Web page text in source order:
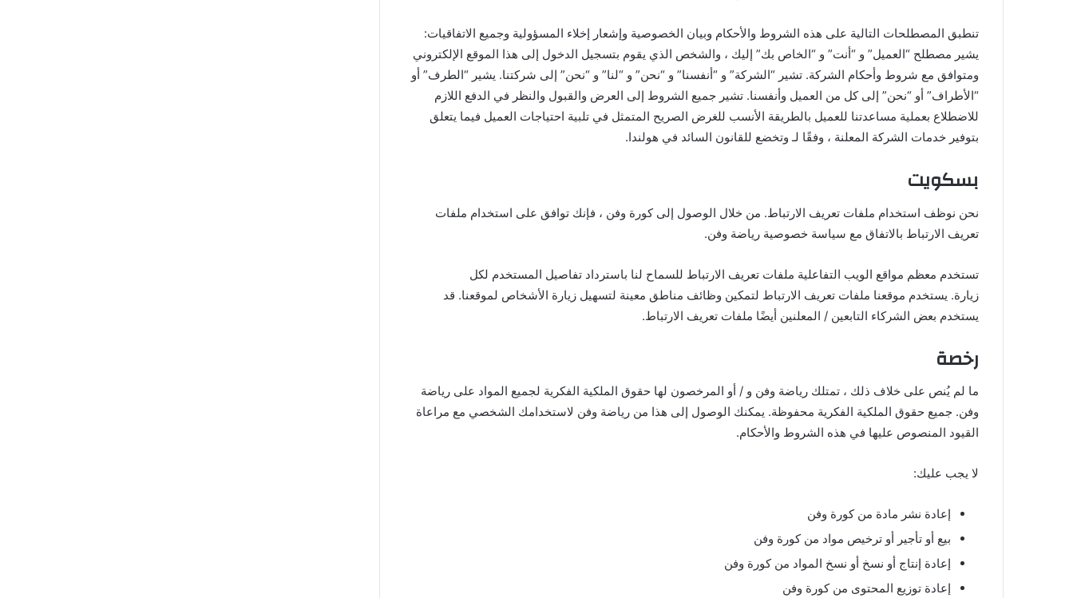
تنطبق المصطلحات التالية على هذه الشروط والأحكام وبيان الخصوصية وإشعار إخلاء المسؤولية وجميع الاتفاقيات:
يشير مصطلح “العميل” و “أنت” و “الخاص بك” إليك ، والشخص الذي يقوم بتسجيل الدخول إلى هذا الموقع الإلكتروني
ومتوافق مع شروط وأحكام الشركة. تشير “الشركة” و “أنفسنا” و “نحن” و “لنا” و “نحن” إلى شركتنا. يشير “الطرف” أو
“الأطراف” أو “نحن” إلى كل من العميل وأنفسنا. تشير جميع الشروط إلى العرض والقبول والنظر في الدفع اللازم
للاضطلاع بعملية مساعدتنا للعميل بالطريقة الأنسب للغرض الصريح المتمثل في تلبية احتياجات العميل فيما يتعلق
بتوفير خدمات الشركة المعلنة ، وفقًا لـ وتخضع للقانون السائد في هولندا.
بسكويت
نحن نوظف استخدام ملفات تعريف الارتباط. من خلال الوصول إلى كورة وفن ، فإنك توافق على استخدام ملفات
تعريف الارتباط بالاتفاق مع سياسة خصوصية رياضة وفن.
تستخدم معظم مواقع الويب التفاعلية ملفات تعريف الارتباط للسماح لنا باسترداد تفاصيل المستخدم لكل
زيارة. يستخدم موقعنا ملفات تعريف الارتباط لتمكين وظائف مناطق معينة لتسهيل زيارة الأشخاص لموقعنا. قد
يستخدم بعض الشركاء التابعين / المعلنين أيضًا ملفات تعريف الارتباط.
رخصة
ما لم يُنص على خلاف ذلك ، تمتلك رياضة وفن و / أو المرخصون لها حقوق الملكية الفكرية لجميع المواد على رياضة
وفن. جميع حقوق الملكية الفكرية محفوظة. يمكنك الوصول إلى هذا من رياضة وفن لاستخدامك الشخصي مع مراعاة
القيود المنصوص عليها في هذه الشروط والأحكام.
لا يجب عليك:
إعادة نشر مادة من كورة وفن
بيع أو تأجير أو ترخيص مواد من كورة وفن
إعادة إنتاج أو نسخ أو نسخ المواد من كورة وفن
إعادة توزيع المحتوى من كورة وفن